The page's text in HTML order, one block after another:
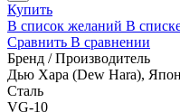
Купить
В список желаний В
Сравнить В сравнении
Бренд / Производитель
Дью Хара (Dew Hara),
Сталь
VG-10